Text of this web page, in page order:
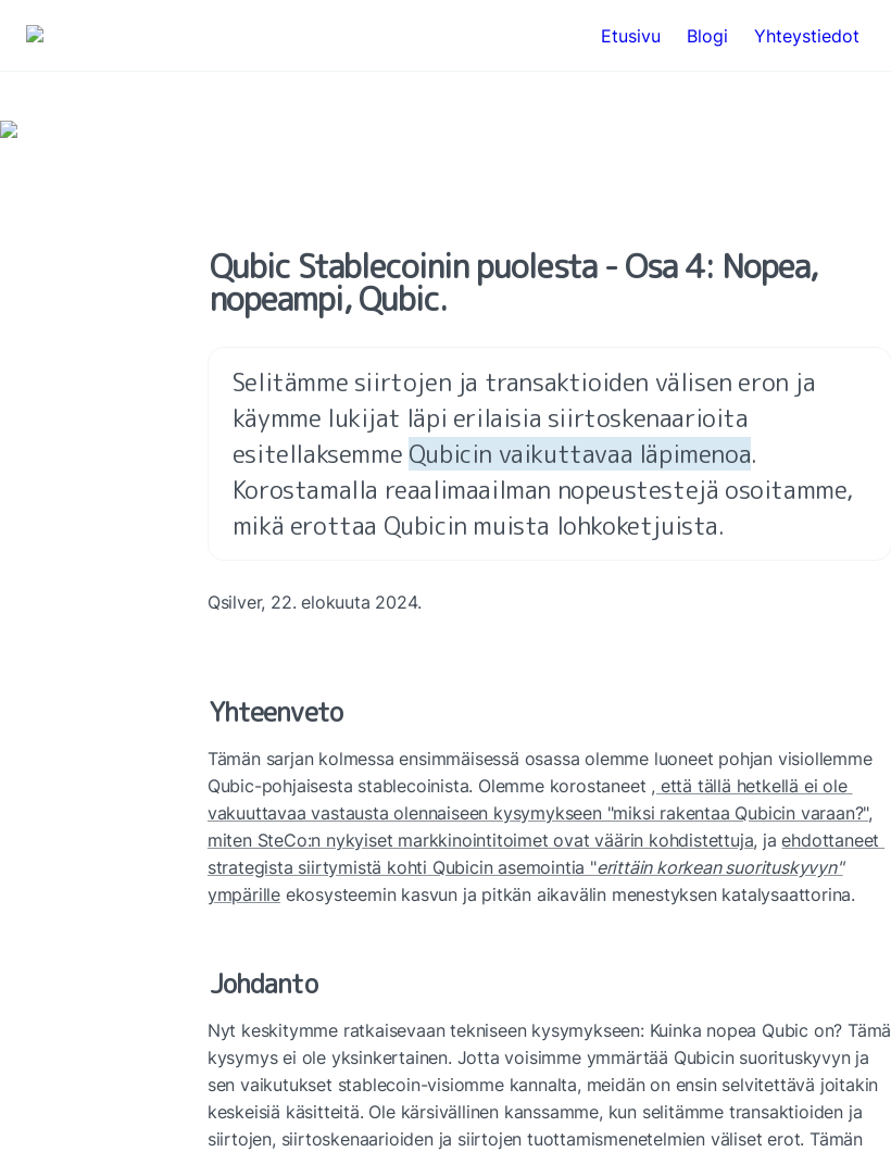
Etusivu Blogi Yhteystiedot
Qubic Stablecoinin puolesta - Osa 4: Nopea,
nopeampi, Qubic.
Selitämme siirtojen ja transaktioiden välisen eron ja
käymme lukijat läpi erilaisia siirtoskenaarioita
esitellaksemme Qubicin vaikuttavaa läpimenoa.
Korostamalla reaalimaailman nopeustestejä osoitamme,
mikä erottaa Qubicin muista lohkoketjuista.
Qsilver, 22. elokuuta 2024.
Yhteenveto
Tämän sarjan kolmessa ensimmäisessä osassa olemme luoneet pohjan visiollemme
Qubic-pohjaisesta stablecoinista. Olemme korostaneet , että tällä hetkellä ei ole
vakuuttavaa vastausta olennaiseen kysymykseen "miksi rakentaa Qubicin varaan?"
miten SteCo:n nykyiset markkinointitoimet ovat väärin kohdistettuja, ja ehdottaneet
strategista siirtymistä kohti Qubicin asemointia "erittäin korkean suorituskyvyn"
ympärille ekosysteemin kasvun ja pitkän aikavälin menestyksen katalysaattorina.
Johdanto
Nyt keskitymme ratkaisevaan tekniseen kysymykseen: Kuinka nopea Qubic on? Tämä
kysymys ei ole yksinkertainen. Jotta voisimme ymmärtää Qubicin suorituskyvyn ja
sen vaikutukset stablecoin-visiomme kannalta, meidän on ensin selvitettävä joitakin
keskeisiä käsitteitä. Ole kärsivällinen kanssamme, kun selitämme transaktioiden ja
siirtojen, siirtoskenaarioiden ja siirtojen tuottamismenetelmien väliset erot. Tämän